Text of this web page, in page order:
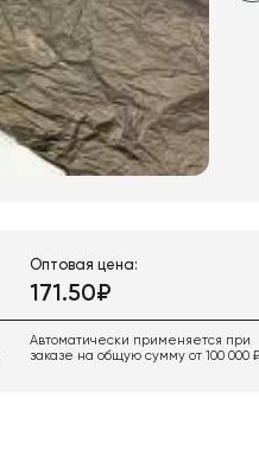
Оптовая цена:
171.50₽
Автоматически применяется при
заказе на общую сумму от 100 000 ₽